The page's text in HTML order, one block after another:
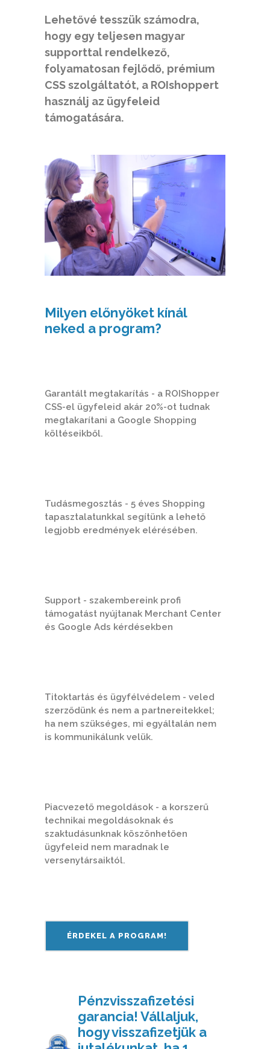
Lehetővé tesszük számodra,
hogy egy teljesen magyar
supporttal rendelkező,
folyamatosan fejlődő, prémium
CSS szolgáltatót, a ROIshoppert
használj az ügyfeleid
támogatására.
Milyen előnyöket kínál
neked a program?
Garantált megtakarítás - a ROIShopper
CSS-el ügyfeleid akár 20%-ot tudnak
megtakarítani a Google Shopping
költéseikből.
Tudásmegosztás - 5 éves Shopping
tapasztalatunkkal segítünk a lehető
legjobb eredmények elérésében.
Support - szakembereink profi
támogatást nyújtanak Merchant Center
és Google Ads kérdésekben
Titoktartás és ügyfélvédelem - veled
szerződünk és nem a partnereitekkel;
ha nem szükséges, mi egyáltalán nem
is kommunikálunk velük.
Piacvezető megoldások - a korszerű
technikai megoldásoknak és
szaktudásunknak köszönhetően
ügyfeleid nem maradnak le
versenytársaiktól.
ÉRDEKEL A PROGRAM!
Pénzvisszafizetési
garancia! Vállaljuk,
hogy visszafizetjük a